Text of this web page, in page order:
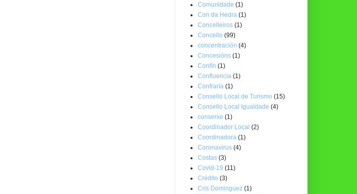
Comunidade (1)
Con da Hedra (1)
Concelleiros (1)
Concello (99)
concentración (4)
Concesións (1)
Confín (1)
Confluencia (1)
Confraría (1)
Consello Local de Turismo (15)
Consello Local Igualdade (4)
conserxe (1)
Coordinador Local (2)
Coordinadora (1)
Coronavirus (4)
Costas (3)
Covid-19 (11)
Crédito (3)
Cris Dominguez (1)